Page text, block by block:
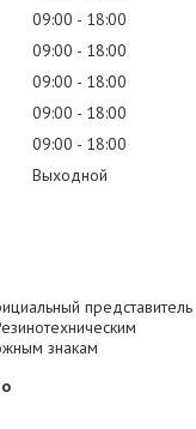
09:00
18:00
09:00
18:00
09:00
18:00
09:00
18:00
09:00
18:00
Выходной
представитель
знакам